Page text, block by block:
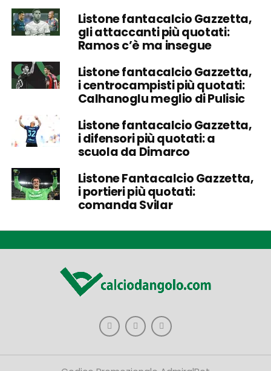
Listone fantacalcio Gazzetta,
gli attaccanti più quotati:
Ramos c’è ma insegue
Listone fantacalcio Gazzetta,
i centrocampisti più quotati:
Calhanoglu meglio di Pulisic
Listone fantacalcio Gazzetta,
i difensori più quotati: a
scuola da Dimarco
Listone Fantacalcio Gazzetta,
i portieri più quotati:
comanda Svilar